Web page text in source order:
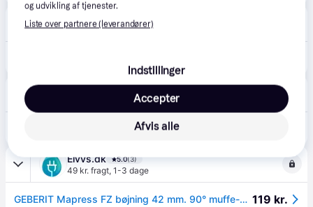
BilligVVS (55)
39 kr. fragt,1-2 dage
VVS-Eksperten.dk
1-2 dage
Elvvs.dk 5.0(3)
49 kr. fragt, 1-3 dage
GEBERIT Mapress FZ bøjning 42 mm. 90° muffe-muffe 119 kr.
og udvikling af tjenester.
Liste over partnere (leverandører)
Indstillinger
Afvis alle
Accepter